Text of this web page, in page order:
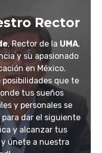
Rector
, Rector de la UMA,
y su apasionado
en México.
que te
tus sueños
y personales se
dar el siguiente
y alcanzar tus
y únete a nuestra